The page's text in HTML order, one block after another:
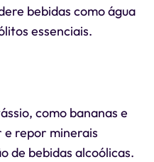
bebidas como água
essenciais.
como bananas e
e repor minerais
de bebidas alcoólicas.